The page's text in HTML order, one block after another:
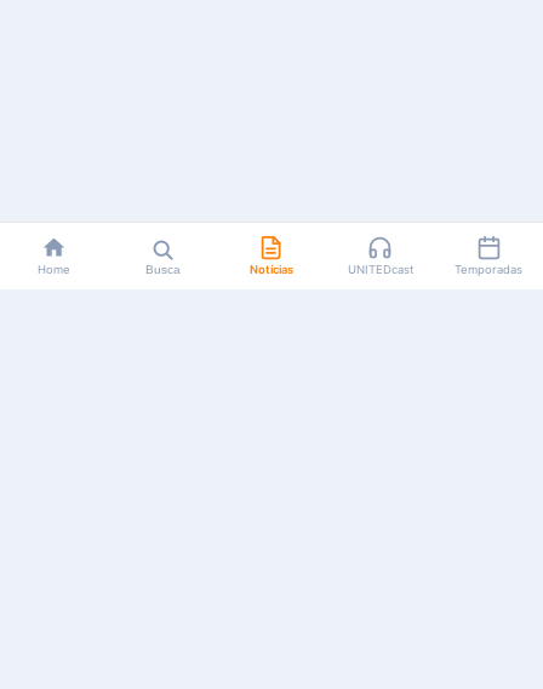
Home Busca Notícias UNITEDcast Temporadas